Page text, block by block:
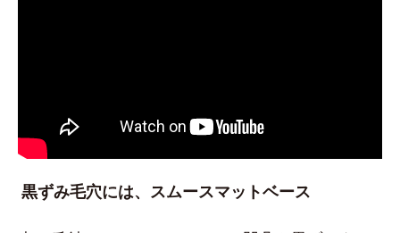
黒ずみ毛穴には、スムースマットベース